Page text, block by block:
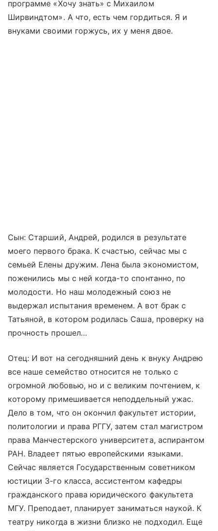
программе «Хочу знать» с Михаилом
Ширвиндтом». А что, есть чем гордиться. Я и
внуками своими горжусь, их у меня двое.
Сын: Старший, Андрей, родился в результате
моего первого брака. К счастью, сейчас мы с
семьей Елены дружим. Лена была экономистом,
поженились мы с ней когда-то спонтанно, по
молодости. Но наш молодежный союз не
выдержал испытания временем. А вот брак с
Татьяной, в котором родилась Саша, проверку на
прочность прошел…
Отец: И вот на сегодняшний день к внуку Андрею
все наше семейство относится не только с
огромной любовью, но и с великим почтением, к
которому примешивается неподдельный ужас.
Дело в том, что он окончил факультет истории,
политологии и права РГГУ, затем стал магистром
права Манчестерского университета, аспирантом
РАН. Владеет пятью европейскими языками.
Сейчас является Государственным советником
юстиции 3-го класса, ассистентом кафедры
гражданского права юридического факультета
МГУ. Преподает, планирует заниматься наукой. К
театру никогда в жизни близко не подходил. Еще